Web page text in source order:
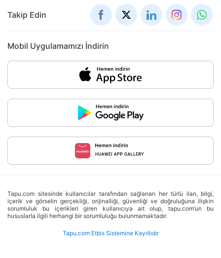
Mobil Uygulamamızı İndirin
Takip Edin
Tapu.com sitesinde kullanıcılar tarafından sağlanan her türlü ilan, bilgi,
içerik ve görselin gerçekliği, orijinalliği, güvenliği ve doğruluğuna ilişkin
sorumluluk bu içerikleri giren kullanıcıya ait olup, tapu.com’un bu
hususlarla ilgili herhangi bir sorumluluğu bulunmamaktadır.
Tapu.com Etbis Sistemine Kayıtlıdır